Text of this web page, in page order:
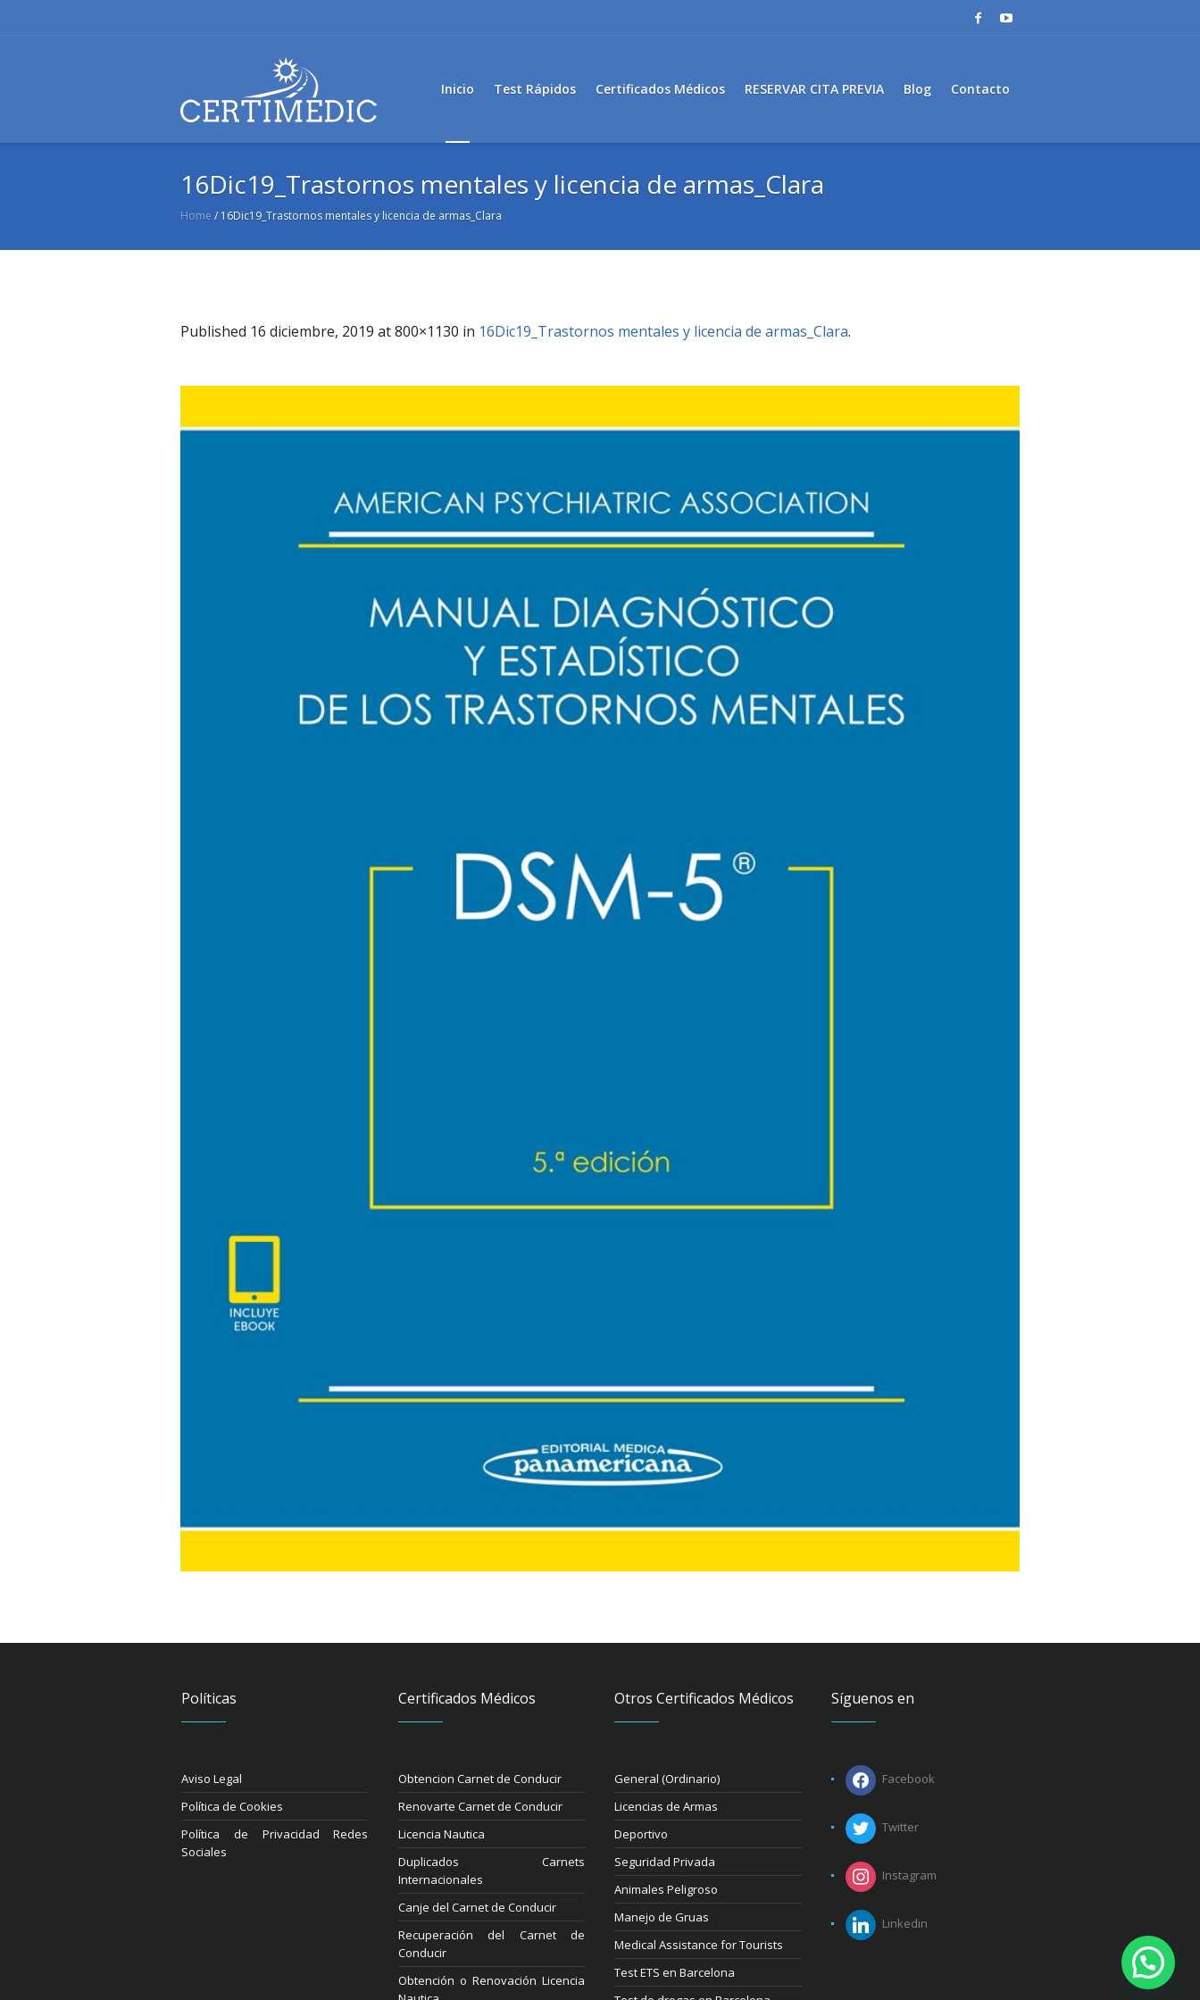
Inicio Test Rápidos Certificados Médicos RESERVAR CITA PREVIA Blog Contacto
16Dic19_Trastornos mentales y licencia de armas_Clara
Home / 16Dic19_Trastornos mentales y licencia de armas_Clara
Published 16 diciembre, 2019 at 800×1130 in 16Dic19_Trastornos mentales y licencia de armas_Clara.
Políticas
Aviso Legal
Política de Cookies
Política de Privacidad Redes
Sociales
Certificados Médicos
Obtencion Carnet de Conducir
Renovarte Carnet de Conducir
Licencia Nautica
Duplicados Carnets
Internacionales
Canje del Carnet de Conducir
Recuperación del Carnet de
Conducir
Obtención o Renovación Licencia
Otros Certificados Médicos
General (Ordinario)
Licencias de Armas
Deportivo
Seguridad Privada
Animales Peligroso
Manejo de Gruas
Medical Assistance for Tourists
Test ETS en Barcelona
Síguenos en
Facebook
Twitter
Instagram
Linkedin